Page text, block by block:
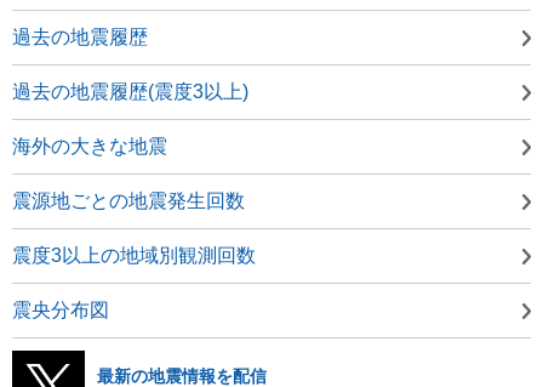
過去の地震履歴
過去の地震履歴(震度3以上)
海外の大きな地震
震源地ごとの地震発生回数
震度3以上の地域別観測回数
震央分布図
最新の地震情報を配信